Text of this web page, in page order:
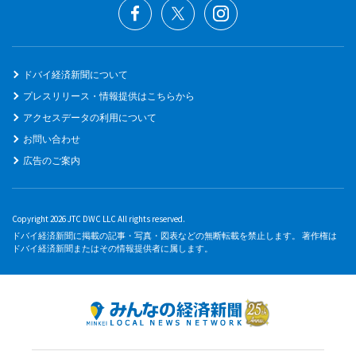
ドバイ経済新聞について
プレスリリース・情報提供はこちらから
アクセスデータの利用について
お問い合わせ
広告のご案内
Copyright 2026 JTC DWC LLC All rights reserved.
ドバイ経済新聞に掲載の記事・写真・図表などの無断転載を禁止します。 著作権は
ドバイ経済新聞またはその情報提供者に属します。